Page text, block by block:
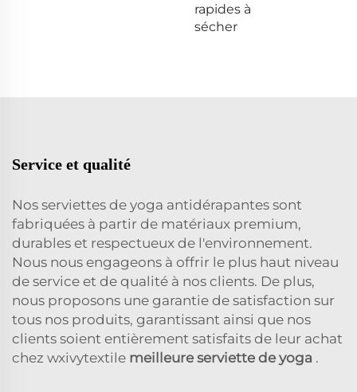
rapides à
sécher
Service et qualité
Nos serviettes de yoga antidérapantes sont
fabriquées à partir de matériaux premium,
durables et respectueux de l'environnement.
Nous nous engageons à offrir le plus haut niveau
de service et de qualité à nos clients. De plus,
nous proposons une garantie de satisfaction sur
tous nos produits, garantissant ainsi que nos
clients soient entièrement satisfaits de leur achat
chez wxivytextile meilleure serviette de yoga .